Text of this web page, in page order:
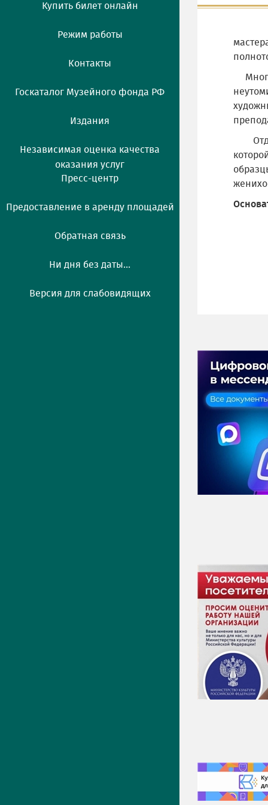
Купить билет онлайн
Режим работы
Контакты
Госкаталог Музейного фонда РФ
Издания
Независимая оценка качества
оказания услуг
Пресс-центр
Предоставление в аренду площадей
Обратная связь
Ни дня без даты...
Версия для слабовидящих